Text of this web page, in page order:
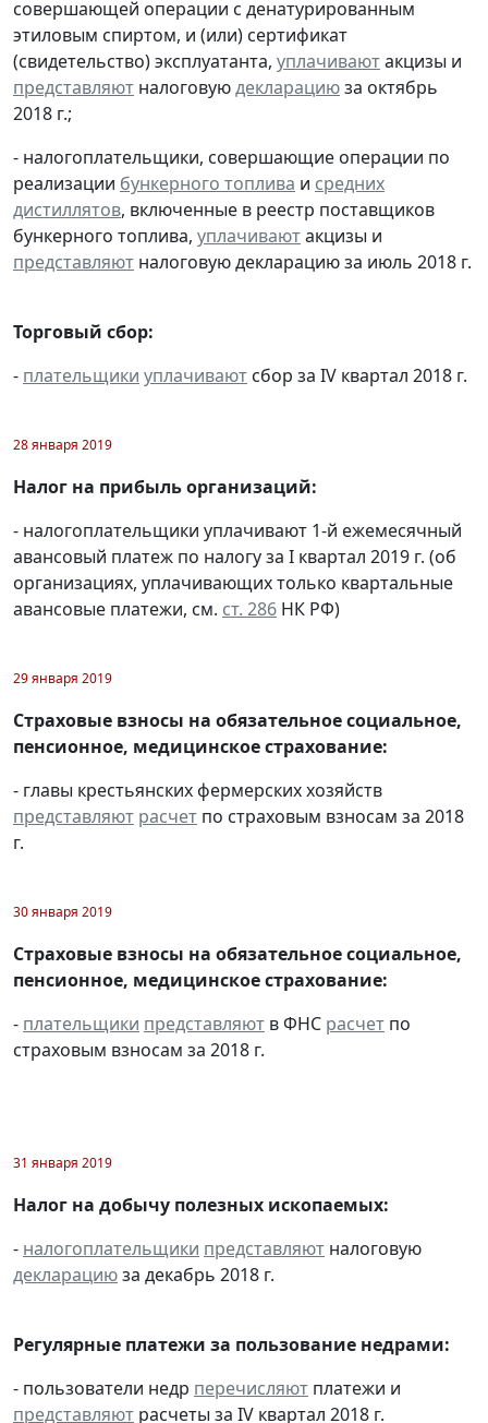
совершающей операции с денатурированным
этиловым спиртом, и (или) сертификат
(свидетельство) эксплуатанта, уплачиваютакцизы и
представляют налоговуюдекларациюза октябрь
2018 г.;
- налогоплательщики, совершающие операции по
реализации бункерного топлива и средних
дистиллятов, включенные в реестр поставщиков
бункерного топлива, уплачиваютакцизы и
представляют налоговую декларацию за июль 2018 г.
Торговый сбор:
- плательщики уплачивают сбор за IV квартал 2018 г.
28 января 2019
Налог на прибыль организаций:
- налогоплательщики уплачивают 1-й ежемесячный
авансовый платеж по налогу за I квартал 2019 г. (об
организациях, уплачивающих только квартальные
авансовые платежи, см. ст. 286 НК РФ)
29 января 2019
Страховые взносы на обязательное социальное,
пенсионное, медицинское страхование:
- главы крестьянских фермерских хозяйств
представляют расчет по страховым взносам за 2018
г.
30 января 2019
Страховые взносы на обязательное социальное,
пенсионное, медицинское страхование:
- плательщики представляют в ФНС расчет по
страховым взносам за 2018 г.
31 января 2019
Налог на добычу полезных ископаемых:
- налогоплательщики представляют налоговую
декларациюза декабрь 2018 г.
Регулярные платежи за пользование недрами:
- пользователи недр перечисляют платежи и
представляют расчеты за IV квартал 2018 г.